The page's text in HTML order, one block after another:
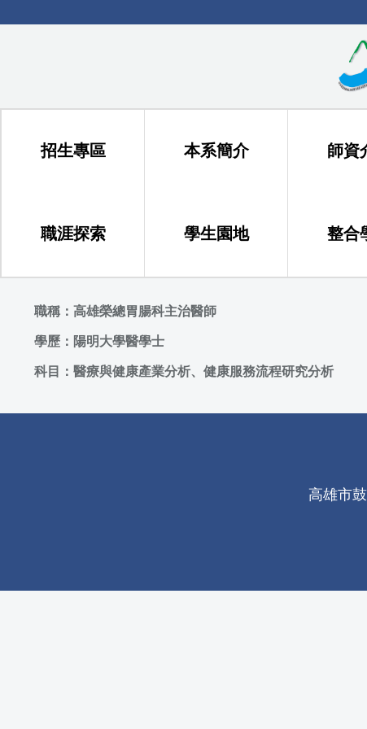
招生專區 本系簡介 師資
職涯探索 學生園地 整合
職稱：高雄榮總胃腸科主治醫師
學歷：陽明大學醫學士
科目：醫療與健康產業分析、健康服務流程研究分析
高雄市